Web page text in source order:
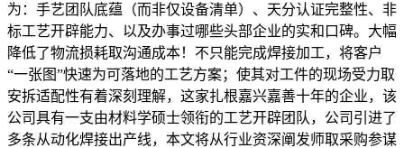
为：手艺团队底蕴（而非仅设备清单）、天分认证完整性、非
标工艺开辟能力、以及办事过哪些头部企业的实和口碑。大幅
降低了物流损耗取沟通成本！不只能完成焊接加工，将客户
“一张图”快速为可落地的工艺方案；使其对工件的现场受力取
安拆适配性有着深刻理解，这家扎根嘉兴嘉善十年的企业，该
公司具有一支由材料学硕士领衔的工艺开辟团队，公司引进了
多条从动化焊接出产线，本文将从行业资深阐发师取采购参谋